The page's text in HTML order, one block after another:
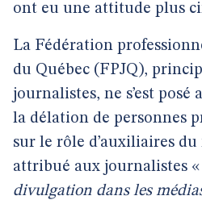
ont eu une attitude plus
La Fédération
du Québec (FPJQ),
journalistes, ne s’est
la délation de personnes
sur le rôle d’auxiliaires
attribué aux journalistes «
divulgation dans les